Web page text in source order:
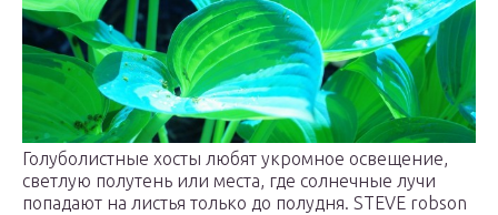
Голуболистные хосты любят укромное освещение,
светлую полутень или места, где солнечные лучи
попадают на листья только до полудня. STEVE robson